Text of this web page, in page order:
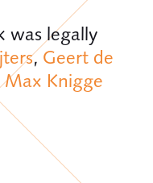
was legally
, Geert de
Max Knigge